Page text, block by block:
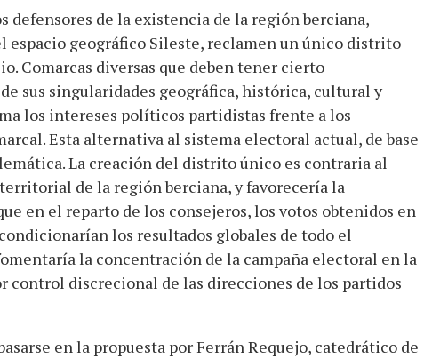
defensores de la existencia de la región berciana,
espacio geográfico Sileste, reclamen un único distrito
Comarcas diversas que deben tener cierto
sus singularidades geográfica, histórica, cultural y
los intereses políticos partidistas frente a los
Esta alternativa al sistema electoral actual, de base
La creación del distrito único es contraria al
de la región berciana, y favorecería la
en el reparto de los consejeros, los votos obtenidos en
los resultados globales de todo el
la concentración de la campaña electoral en la
control discrecional de las direcciones de los partidos
en la propuesta por Ferrán Requejo, catedrático de